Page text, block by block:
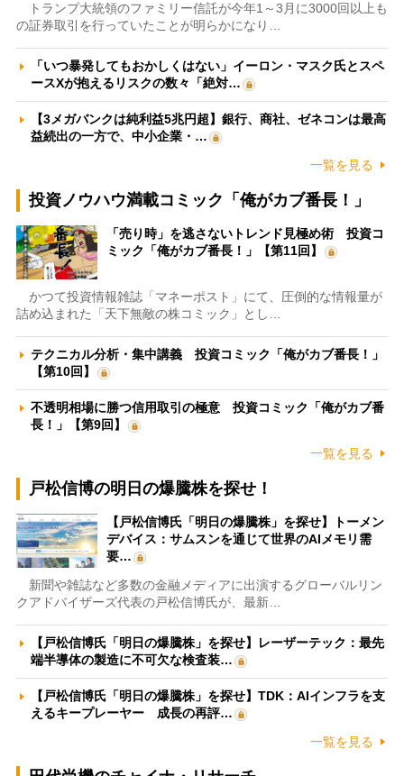
トランプ大統領のファミリー信託が今年1～3月に3000回以上も
の証券取引を行っていたことが明らかになり…
「いつ暴発してもおかしくはない」イーロン・マスク氏とスペ
ースXが抱えるリスクの数々「絶対…
【3メガバンクは純利益5兆円超】銀行、商社、ゼネコンは最高
益続出の一方で、中小企業・…
一覧を見る
投資ノウハウ満載コミック「俺がカブ番長！」
「売り時」を逃さないトレンド見極め術 投資コ
ミック「俺がカブ番長！」【第11回】
かつて投資情報雑誌「マネーポスト」にて、圧倒的な情報量が
詰め込まれた「天下無敵の株コミック」とし…
テクニカル分析・集中講義 投資コミック「俺がカブ番長！」
【第10回】
不透明相場に勝つ信用取引の極意 投資コミック「俺がカブ番
長！」【第9回】
一覧を見る
戸松信博の明日の爆騰株を探せ！
【戸松信博氏「明日の爆騰株」を探せ】トーメン
デバイス：サムスンを通じて世界のAIメモリ需
要…
新聞や雑誌など多数の金融メディアに出演するグローバルリン
クアドバイザーズ代表の戸松信博氏が、最新…
【戸松信博氏「明日の爆騰株」を探せ】レーザーテック：最先
端半導体の製造に不可欠な検査装…
【戸松信博氏「明日の爆騰株」を探せ】TDK：AIインフラを支
えるキープレーヤー 成長の再評…
一覧を見る